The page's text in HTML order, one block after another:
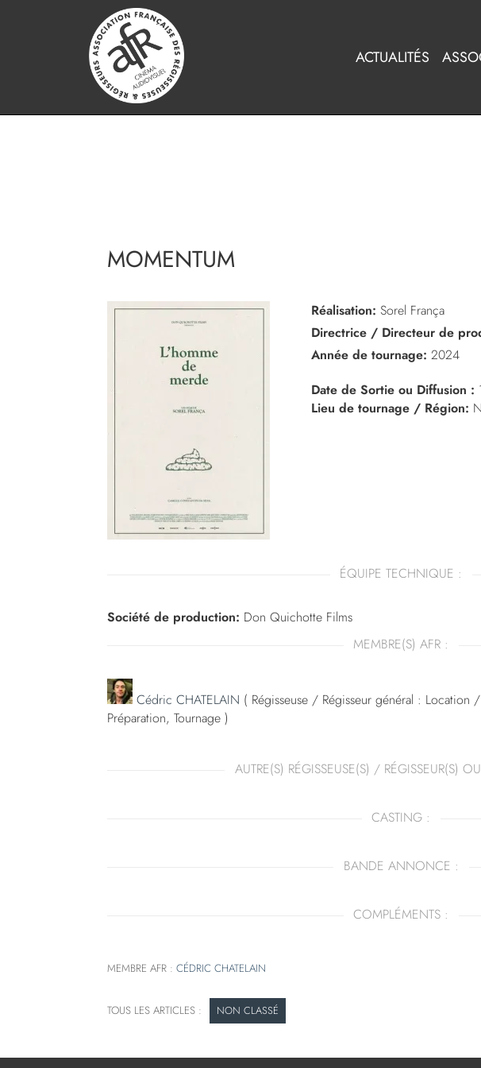
ACTUALITÉS
MOMENTUM
Réalisation: Sorel França
Directrice / Directeur de
Année de tournage: 2024
Date de Sortie ou Diffusion :
Lieu de tournage / Région:
ÉQUIPE TECHNIQUE :
Société de production: Don Quichotte Films
MEMBRE(S) AFR :
Cédric CHATELAIN ( Régisseuse / Régisseur général :
Préparation, Tournage )
AUTRE(S) RÉGISSEUSE(S) / RÉGISSEUR(S)
CASTING :
BANDE ANNONCE :
COMPLÉMENTS :
MEMBRE AFR : CÉDRIC CHATELAIN
NON CLASSÉ